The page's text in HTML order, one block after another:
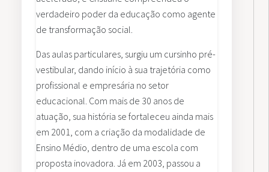
verdadeiro poder da educação como agente
de transformação social.
Das aulas particulares, surgiu um cursinho pré-
vestibular, dando início à sua trajetória como
profissional e empresária no setor
educacional. Com mais de 30 anos de
atuação, sua história se fortaleceu ainda mais
em 2001, com a criação da modalidade de
Ensino Médio, dentro de uma escola com
proposta inovadora. Já em 2003, passou a